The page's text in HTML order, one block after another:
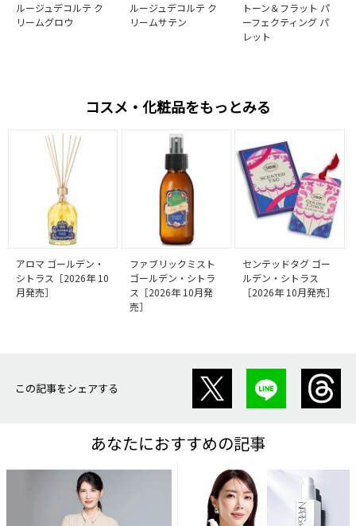
ルージュデコルテ ク
リームグロウ
ルージュデコルテ ク
リームサテン
トーン＆フラット パ
ーフェクティング パ
レット
コスメ・化粧品をもっとみる
アロマ ゴールデン・
シトラス［2026年 10
月発売］
ファブリックミスト
ゴールデン・シトラ
ス［2026年 10月発
売］
センテッドタグ ゴー
ルデン・シトラス
［2026年 10月発売］
この記事をシェアする
あなたにおすすめの記事